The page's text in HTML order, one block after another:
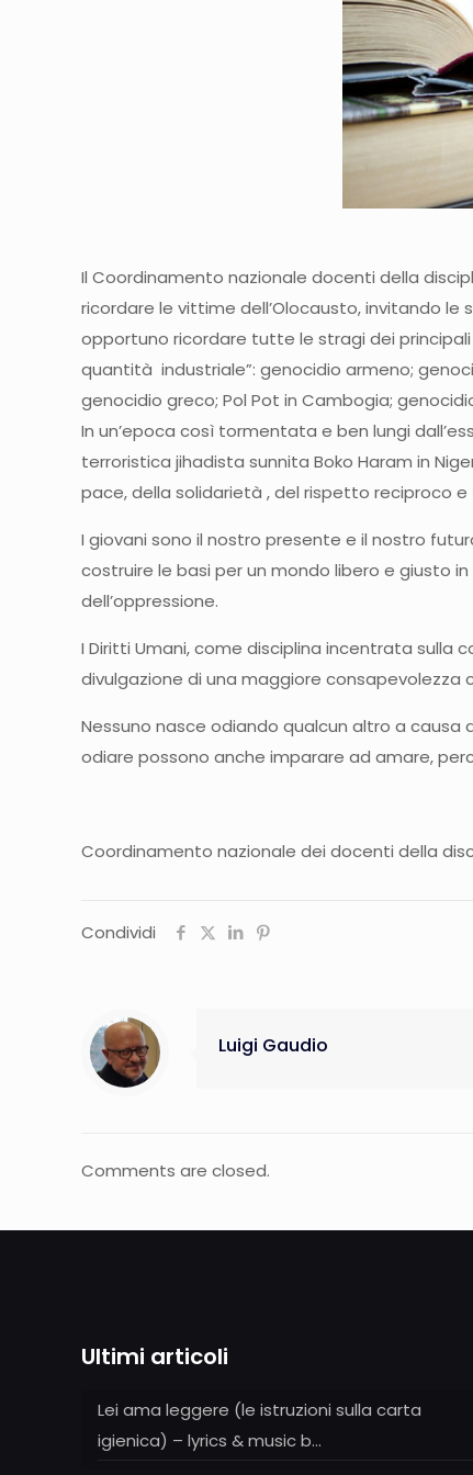
Il Coordinamento nazionale docenti della
ricordare le vittime dell’Olocausto, invitando
opportuno ricordare tutte le stragi dei
quantità industriale”: genocidio armeno;
genocidio greco; Pol Pot in Cambogia;
In un’epoca così tormentata e ben lungi
terroristica jihadista sunnita Boko Haram in
pace, della solidarietà , del rispetto reciproco e
I giovani sono il nostro presente e il nostro
costruire le basi per un mondo libero e giusto
dell’oppressione.
I Diritti Umani, come disciplina incentrata sulla
divulgazione di una maggiore consapevolezza
Nessuno nasce odiando qualcun altro a causa
odiare possono anche imparare ad amare,
Coordinamento nazionale dei docenti della
Condividi
Luigi Gaudio
Comments are closed.
Ultimi articoli
Lei ama leggere (le istruzioni sulla carta
igienica) – lyrics & music b…